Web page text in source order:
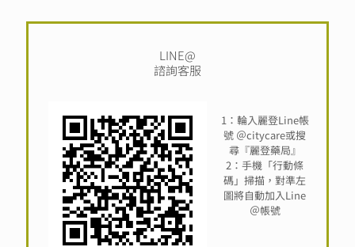
LINE@
諮詢客服
1：輪入麗登Line帳
號 ＠citycare或搜
尋『麗登藥局』
2：手機「行動條
碼」掃描，對準左
圖將自動加入Line
＠帳號